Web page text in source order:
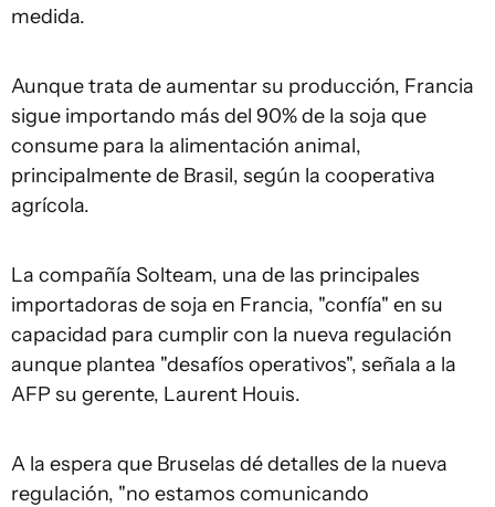
medida.
Aunque trata de aumentar su producción, Francia
sigue importando más del 90% de la soja que
consume para la alimentación animal,
principalmente de Brasil, según la cooperativa
agrícola.
La compañía Solteam, una de las principales
importadoras de soja en Francia, "confía" en su
capacidad para cumplir con la nueva regulación
aunque plantea "desafíos operativos", señala a la
AFP su gerente, Laurent Houis.
A la espera que Bruselas dé detalles de la nueva
regulación, "no estamos comunicando